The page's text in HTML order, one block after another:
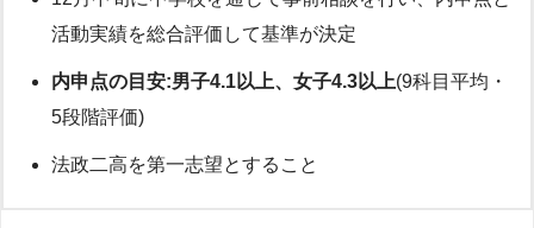
活動実績を総合評価して基準が決定
内申点の目安:男子4.1以上、女子4.3以上(9科目平均・
5段階評価)
法政二高を第一志望とすること